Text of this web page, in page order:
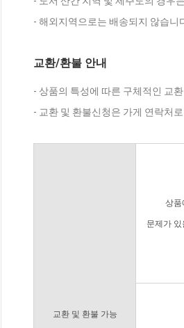
- 해외지역으로는 배송되지 않습니
교환/환불 안내
- 상품의 특성에 따른 구체적인 교
- 교환 및 환불신청은 가게 연락처
교환 및 환불 가능
상품
문제가 있